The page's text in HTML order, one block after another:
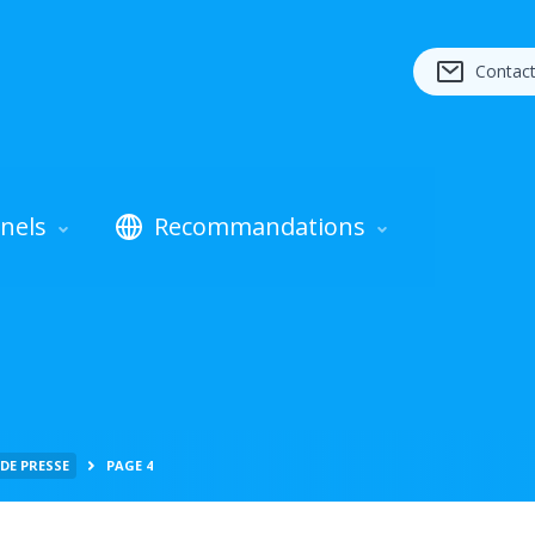
Recommandations
Contact
PRESSE PAGE 4